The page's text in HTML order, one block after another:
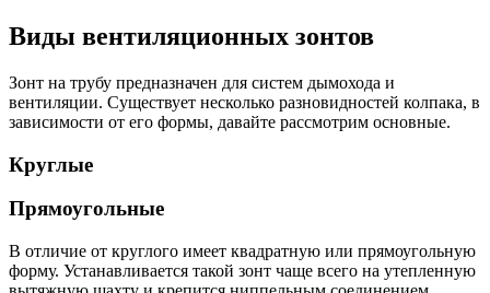
Виды вентиляционных зонтов
Зонт на трубу предназначен для систем дымохода и
вентиляции. Существует несколько разновидностей колпака, в
зависимости от его формы, давайте рассмотрим основные.
Круглые
Прямоугольные
В отличие от круглого имеет квадратную или прямоугольную
форму. Устанавливается такой зонт чаще всего на утепленную